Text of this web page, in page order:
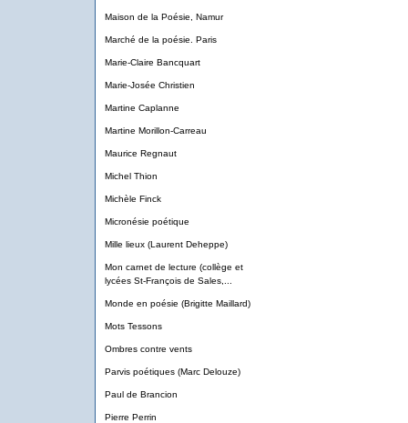
Maison de la Poésie, Namur
Marché de la poésie. Paris
Marie-Claire Bancquart
Marie-Josée Christien
Martine Caplanne
Martine Morillon-Carreau
Maurice Regnaut
Michel Thion
Michèle Finck
Micronésie poétique
Mille lieux (Laurent Deheppe)
Mon carnet de lecture (collège et
lycées St-François de Sales,...
Monde en poésie (Brigitte Maillard)
Mots Tessons
Ombres contre vents
Parvis poétiques (Marc Delouze)
Paul de Brancion
Pierre Perrin